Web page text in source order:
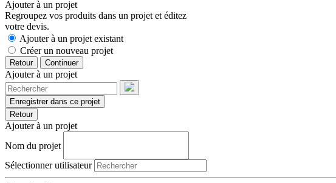
Ajouter à un projet
Regroupez vos produits dans un projet et éditez
votre devis.
Ajouter à un projet existant
Créer un nouveau projet
Retour Continuer
Ajouter à un projet
Enregistrer dans ce projet
Retour
Ajouter à un projet
Nom du projet
Sélectionner utilisateur